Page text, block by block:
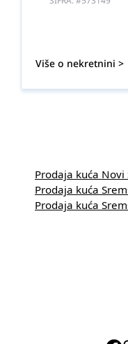
Više o nekretnini >
Prodaja kuća Novi
Prodaja kuća
Prodaja kuća